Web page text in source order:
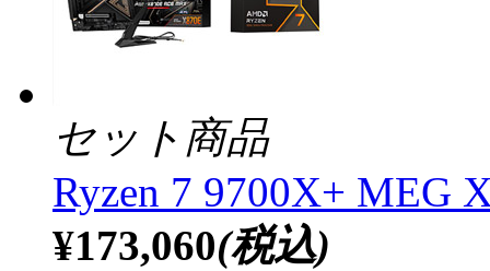
セット商品
Ryzen 7 9700X+ MEG
¥173,060(税込)